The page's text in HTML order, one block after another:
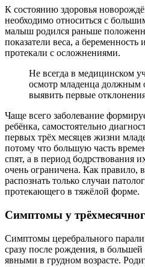
К состоянию здоровья
необходимо относиться с
малыш родился раньше
показатели веса, а
протекали с осложнениями.
Не всегда в медицинском
осмотр младенца должным
выявить первые
Чаще всего заболевание
ребёнка, самостоятельно
первых трёх месяцев жизни
потому что большую часть
спят, а в период бодрствования
очень ограничена. Как правило,
распознать только случаи
протекающего в тяжёлой форме.
Симптомы у
Симптомы церебрального
сразу после рождения, в большей
явными в грудном возрасте.